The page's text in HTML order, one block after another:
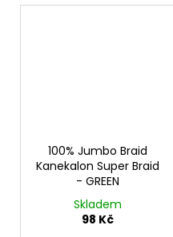
100% Jumbo Braid
Kanekalon Super Braid
- GREEN
Skladem
98 Kč